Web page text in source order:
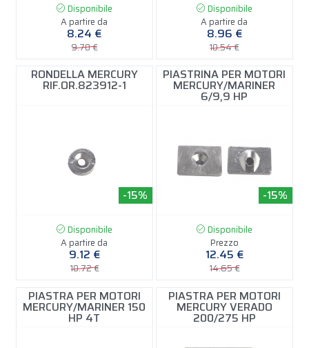
Disponibile
A partire da
8.24 €
9.70 €
Disponibile
A partire da
8.96 €
10.54 €
RONDELLA MERCURY
RIF.OR.823912-1
-15%
Disponibile
A partire da
9.12 €
10.72 €
PIASTRINA PER MOTORI
MERCURY/MARINER
6/9,9 HP
-15%
Disponibile
Prezzo
12.45 €
14.65 €
PIASTRA PER MOTORI
MERCURY/MARINER 150
HP 4T
PIASTRA PER MOTORI
MERCURY VERADO
200/275 HP